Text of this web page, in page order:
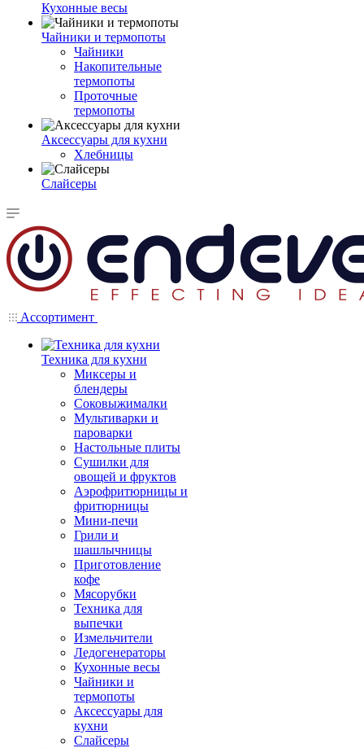
Кухонные весы
Чайники и термопоты
Чайники
Накопительные
термопоты
Проточные
термопоты
Аксессуары для кухни
Хлебницы
Слайсеры
Ассортимент
Техника для кухни
Миксеры и
блендеры
Соковыжималки
Мультиварки и
пароварки
Настольные плиты
Сушилки для
овощей и фруктов
Аэрофритюрницы и
фритюрницы
Мини-печи
Грили и
шашлычницы
Приготовление
кофе
Мясорубки
Техника для
выпечки
Измельчители
Ледогенераторы
Кухонные весы
Чайники и
термопоты
Аксессуары для
кухни
Слайсеры